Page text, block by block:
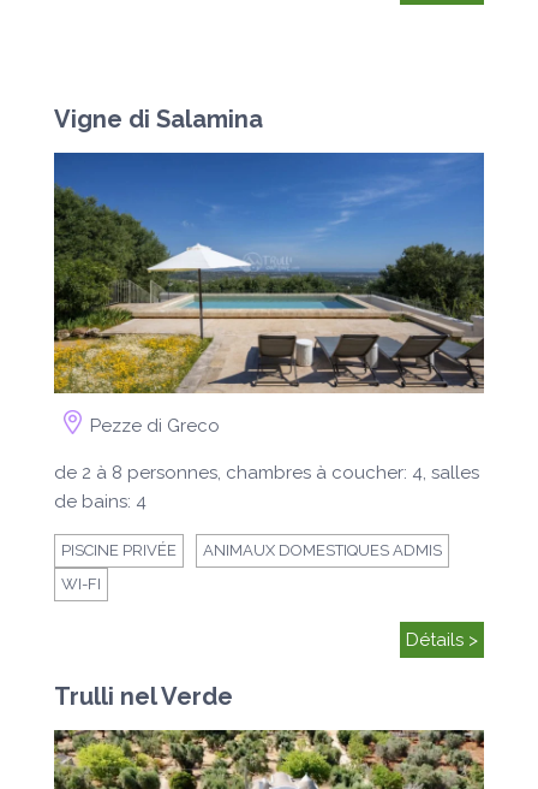
Vigne di Salamina
Pezze di Greco
de 2 à 8 personnes, chambres à coucher: 4, salles
de bains: 4
PISCINE PRIVÉE
ANIMAUX DOMESTIQUES ADMIS
WI-FI
Détails >
Trulli nel Verde